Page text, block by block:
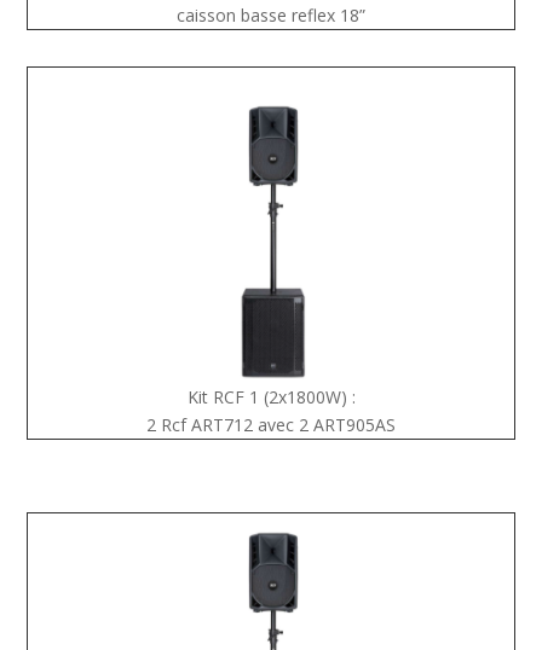
caisson basse reflex 18”
Kit RCF 1 (2x1800W) :
2 Rcf ART712 avec 2 ART905AS